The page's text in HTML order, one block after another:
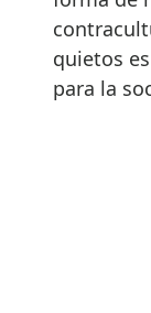
quietos
para la